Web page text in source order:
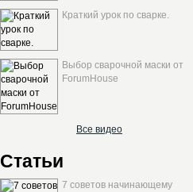
Краткий урок по сварке.
Выбор сварочной маски от
ForumHouse
Все видео
Статьи
7 советов начинающему